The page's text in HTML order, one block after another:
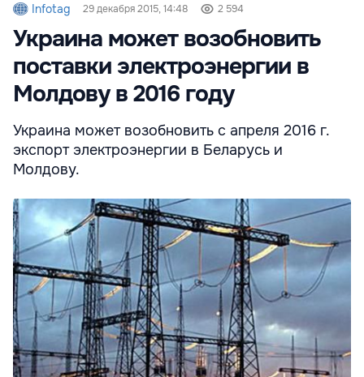
Infotag 29 декабря 2015, 14:48 2 594
Украина может возобновить
поставки электроэнергии в
Молдову в 2016 году
Украина может возобновить с апреля 2016 г.
экспорт электроэнергии в Беларусь и
Молдову.